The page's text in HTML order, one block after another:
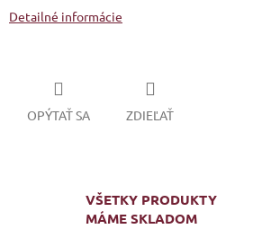
Detailné informácie
OPÝTAŤ SA ZDIEĽAŤ
VŠETKY PRODUKTY
MÁME SKLADOM